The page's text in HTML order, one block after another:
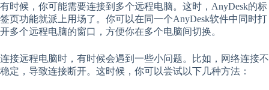
有时候，你可能需要连接到多个远程电脑。这时，AnyDesk的标
签页功能就派上用场了。你可以在同一个AnyDesk软件中同时打
开多个远程电脑的窗口，方便你在多个电脑间切换。
连接远程电脑时，有时候会遇到一些小问题。比如，网络连接不
稳定，导致连接断开。这时候，你可以尝试以下几种方法：